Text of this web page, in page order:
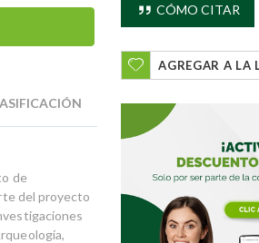
de
del proyecto
CÓMO CITAR
AGREGAR A LA